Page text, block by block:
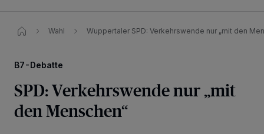
Wahl Wuppertaler SPD: Verkehrswende nur „mit den
B7-Debatte
SPD: Verkehrswende nur „mit
den Menschen“